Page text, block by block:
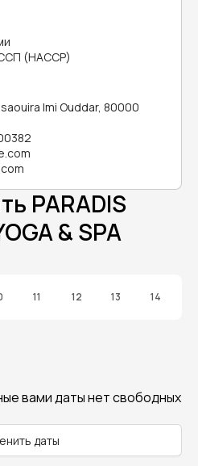
(HACCP)
Imi Ouddar, 80000
PARADIS
& SPA
11 12 13 14
вами даты нет свободных
даты